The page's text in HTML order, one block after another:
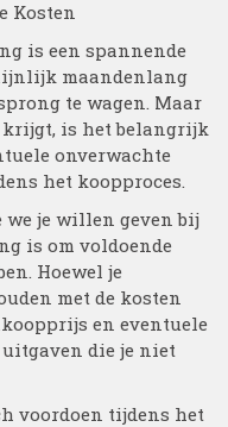
Kosten
is een spannende
maandenlang
te wagen. Maar
krijgt, is het belangrijk
onverwachte
het koopproces.
je willen geven bij
is om voldoende
Hoewel je
met de kosten
en eventuele
die je niet
voordoen tijdens het